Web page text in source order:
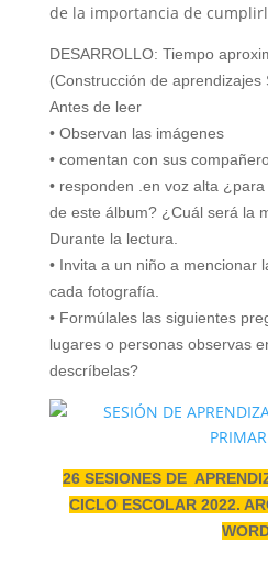
de la importancia de
DESARROLLO: Tiempo
(Construcción de aprendizajes
Antes de leer
• Observan las imágenes
• comentan con sus
• responden .en voz alta
de este álbum? ¿Cuál será la
Durante la lectura.
• Invita a un niño a mencionar
cada fotografía.
• Formúlales las siguientes
lugares o personas observas
descríbelas?
26 SESIONES DE
CICLO ESCOLAR 2022.